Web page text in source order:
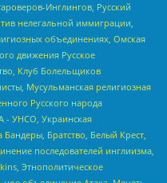
Инглингов, Русский
нелегальной иммиграции,
объединениях, Омская
движения Русское
Клуб Болельщиков
Мусульманская религиозная
Русского народа
- УНСО, Украинская
Братство, Белый Крест,
последователей инглиизма,
Этнополитическое